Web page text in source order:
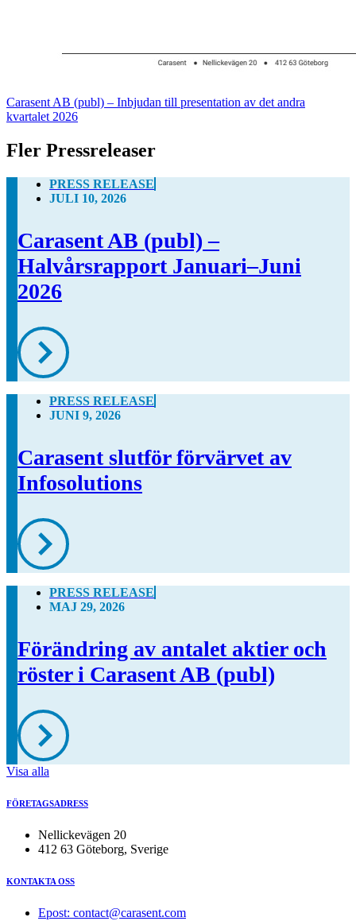
Carasent AB (publ) – Inbjudan till presentation av det andra
kvartalet 2026
Fler Pressreleaser
PRESS RELEASE
JULI 10, 2026
Carasent AB (publ) –
Halvårsrapport Januari–Juni
2026
PRESS RELEASE
JUNI 9, 2026
Carasent slutför förvärvet av
Infosolutions
PRESS RELEASE
MAJ 29, 2026
Förändring av antalet aktier och
röster i Carasent AB (publ)
Visa alla
FÖRETAGSADRESS
Nellickevägen 20
412 63 Göteborg, Sverige
KONTAKTA OSS
Epost: contact@carasent.com